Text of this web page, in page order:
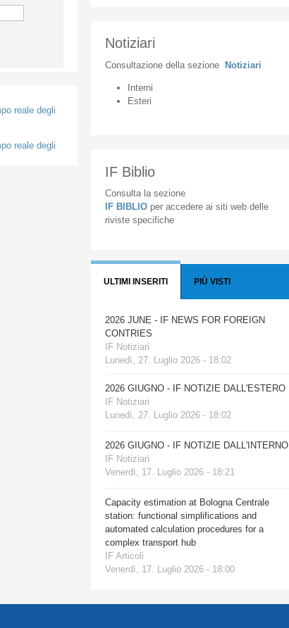
reale degli
reale degli
Notiziari
Consultazione della sezione Notiziari
Interni
Esteri
IF Biblio
Consulta la sezione
IF BIBLIO per accedere ai siti web delle
riviste specifiche
ULTIMI INSERITI PIÙ VISTI
2026 JUNE - IF NEWS FOR FOREIGN
CONTRIES
IF Notiziari
Lunedì, 27. Luglio 2026 - 18:02
2026 GIUGNO - IF NOTIZIE DALL'ESTERO
IF Notiziari
Lunedì, 27. Luglio 2026 - 18:02
2026 GIUGNO - IF NOTIZIE DALL'INTERNO
IF Notiziari
Venerdì, 17. Luglio 2026 - 18:21
Capacity estimation at Bologna Centrale
station: functional simplifications and
automated calculation procedures for a
complex transport hub
IF Articoli
Venerdì, 17. Luglio 2026 - 18:00